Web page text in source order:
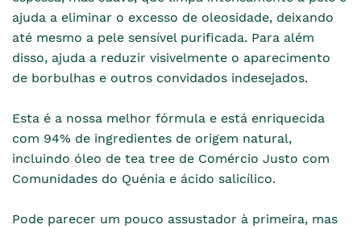
ajuda a eliminar o excesso de oleosidade, deixando
até mesmo a pele sensível purificada. Para além
disso, ajuda a reduzir visivelmente o aparecimento
de borbulhas e outros convidados indesejados.
Esta é a nossa melhor fórmula e está enriquecida
com 94% de ingredientes de origem natural,
incluindo óleo de tea tree de Comércio Justo com
Comunidades do Quénia e ácido salicílico.
Pode parecer um pouco assustador à primeira, mas